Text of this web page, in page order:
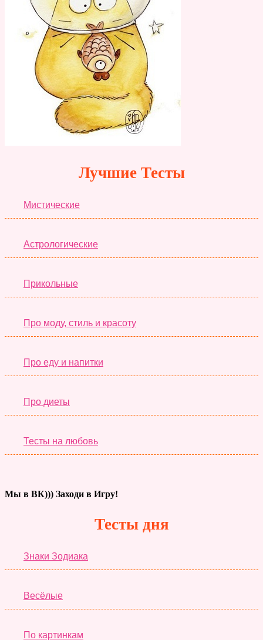
Лучшие Тесты
Мистические
Астрологические
Прикольные
Про моду, стиль и красоту
Про еду и напитки
Про диеты
Тесты на любовь
Мы в ВК))) Заходи в Игру!
Тесты дня
Знаки Зодиака
Весёлые
По картинкам